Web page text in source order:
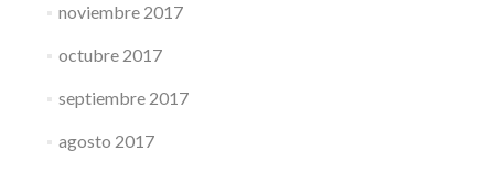
noviembre 2017
octubre 2017
septiembre 2017
agosto 2017